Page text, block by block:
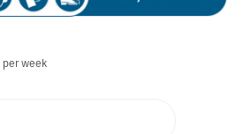
per week